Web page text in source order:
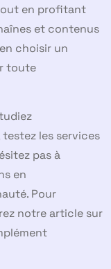
en profitant
et contenus
choisir un
toute
les services
pas à
en
Pour
notre article sur